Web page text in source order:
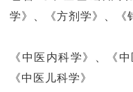
学》、《方剂学》、《
《中医内科学》、《
《中医儿科学》